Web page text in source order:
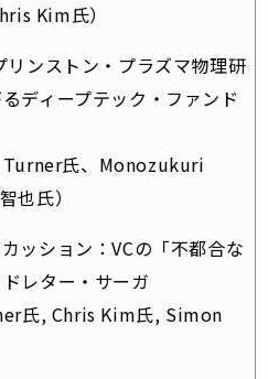
Kim氏）
リンストン・プラズマ物理研
ディープテック・ファンド
Turner氏、Monozukuri
也氏）
ッション：VCの「不都合な
レター・サーガ
氏, Chris Kim氏, Simon